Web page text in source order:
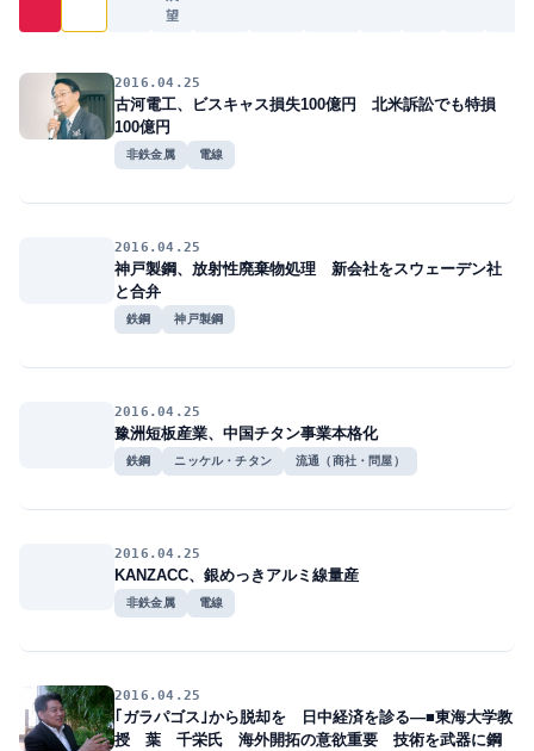
望
2016.04.25
古河電工、ビスキャス損失100億円 北米訴訟でも特損
100億円
非鉄金属 電線
2016.04.25
神戸製鋼、放射性廃棄物処理 新会社をスウェーデン社
と合弁
鉄鋼 神戸製鋼
2016.04.25
豫洲短板産業、中国チタン事業本格化
鉄鋼 ニッケル・チタン 流通（商社・問屋）
2016.04.25
KANZACC、銀めっきアルミ線量産
非鉄金属 電線
2016.04.25
｢ガラパゴス｣から脱却を 日中経済を診る―■東海大学教
授 葉 千栄氏 海外開拓の意欲重要 技術を武器に鋼